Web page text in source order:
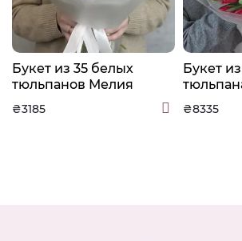
Букет из 35 белых
тюльпанов Мелия
₴3185
Букет
₴8335